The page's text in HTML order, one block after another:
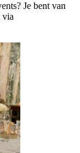
Je bent van
via